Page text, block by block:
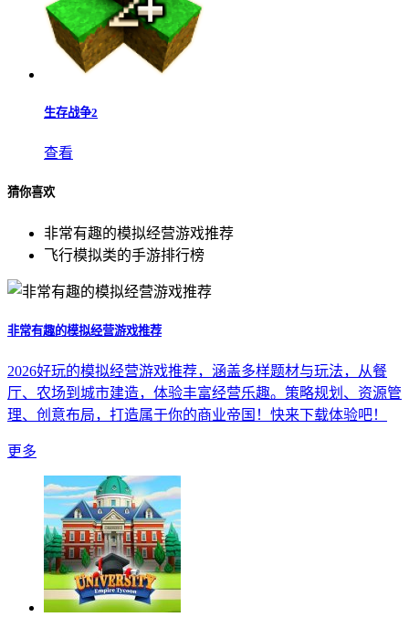
生存战争2
查看
猜你喜欢
非常有趣的模拟经营游戏推荐
飞行模拟类的手游排行榜
非常有趣的模拟经营游戏推荐
2026好玩的模拟经营游戏推荐，涵盖多样题材与玩法，从餐
厅、农场到城市建造，体验丰富经营乐趣。策略规划、资源管
理、创意布局，打造属于你的商业帝国！快来下载体验吧！
更多